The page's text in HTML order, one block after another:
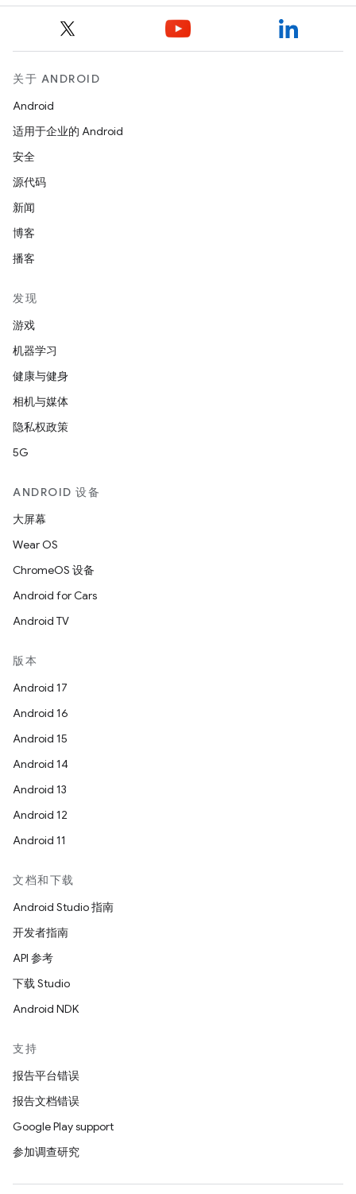
关于 ANDROID
Android
适用于企业的 Android
安全
源代码
新闻
博客
播客
发现
游戏
机器学习
健康与健身
相机与媒体
隐私权政策
5G
ANDROID 设备
大屏幕
Wear OS
ChromeOS 设备
Android for Cars
Android TV
版本
Android 17
Android 16
Android 15
Android 14
Android 13
Android 12
Android 11
文档和下载
Android Studio 指南
开发者指南
API 参考
下载 Studio
Android NDK
支持
报告平台错误
报告文档错误
Google Play support
参加调查研究